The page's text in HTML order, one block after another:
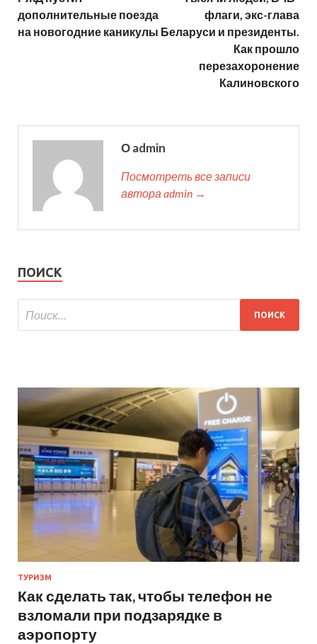
дополнительные поезда
на новогодние каникулы
флаги, экс-глава
Беларуси и президенты.
Как прошло
перезахоронение
Калиновского
О admin
Посмотреть все записи
автора admin →
ПОИСК
ТУРИЗМ
Как сделать так, чтобы телефон не
взломали при подзарядке в
аэропорту